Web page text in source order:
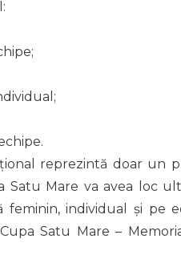
reprezintă doar un
Mare va avea loc
individual și pe
Satu Mare –